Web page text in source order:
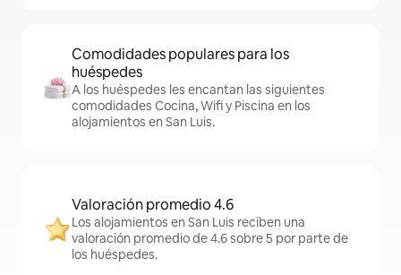
Comodidades populares para los
huéspedes
A los huéspedes les encantan las siguientes
comodidades Cocina, Wifi y Piscina en los
alojamientos en San Luis.
Valoración promedio 4.6
Los alojamientos en San Luis reciben una
valoración promedio de 4.6 sobre 5 por parte de
los huéspedes.